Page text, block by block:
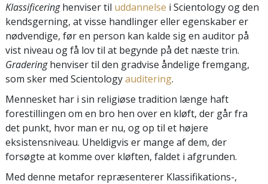
Klassificeringhenviser til uddannelse i Scientology og den
kendsgerning, at visse handlinger eller egenskaber er
nødvendige, før en person kan kalde sig en auditor på
vist niveau og få lov til at begynde på det næste trin.
Graderinghenviser til den gradvise åndelige fremgang,
som sker med Scientologyauditering.
Mennesket har i sin religiøse tradition længe haft
forestillingen om en bro hen over en kløft, der går fra
det punkt, hvor man er nu, og op til et højere
eksistensniveau. Uheldigvis er mange af dem, der
forsøgte at komme over kløften, faldet i afgrunden.
Med denne metafor repræsenterer Klassifikations-,